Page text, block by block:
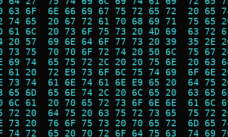
63 6F  6E 66 69 67 75 72 65 72  20
74 65  20 67 72 61 70 68 69 71  75
61 6C  20 73 6F 75 73 20 4D 69  63
20 57  69 6E 64 6F 77 73 20 39  35
73 75  70 70 6F 72 74 20 50 6C  75
69 74  65 75 72 2C 20 20 75 6E  20
61 20  72 E9 73 6F 6C 75 74 69  6F
73 74  61 6E 74 61 6E E9 65 20  64
65 6D  65 6E 74 2C 20 6C 65 20  63
6C 61  20 70 65 72 73 6F 6E 6E  61
72 20  64 75 20 63 75 72 73 65  75
73 20  76 6F 75 73 20 70 65 72  6D
74 72  65 20 70 72 6F 64 75 63  74